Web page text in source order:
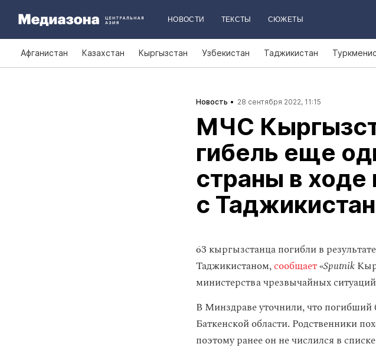
НОВОСТИ ТЕКСТЫ СЮЖЕТЫ
Афганистан Казахстан Кыргызстан Узбекистан Таджикистан
Новость 28 сентября 2022, 11:15
МЧС
гибель еще
страны в ходе
с
63 кыргызстанца погибли в
Таджикистаном,сообщает«Sputnik
министерства чрезвычайных
В Минздраве уточнили, что
Баткенской области. Родственники
поэтому ранее он не числился в